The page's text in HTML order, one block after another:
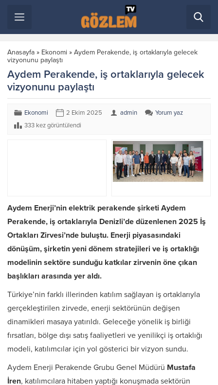
Anasayfa » Ekonomi » Aydem Perakende, iş ortaklarıyla gelecek
vizyonunu paylaştı
Aydem Perakende, iş ortaklarıyla gelecek
vizyonunu paylaştı
Ekonomi 2 Ekim 2025 admin
Yorum yaz
333 kez görüntülendi
Aydem Enerji’nin elektrik perakende şirketi Aydem
Perakende, iş ortaklarıyla Denizli’de düzenlenen 2025 İş
Ortakları Zirvesi’nde buluştu. Enerji piyasasındaki
dönüşüm, şirketin yeni dönem stratejileri ve iş ortaklığı
modelinin sektöre sunduğu katkılar zirvenin öne çıkan
başlıkları arasında yer aldı.
Türkiye’nin farklı illerinden katılım sağlayan iş ortaklarıyla
gerçekleştirilen zirvede, enerji sektörünün değişen
dinamikleri masaya yatırıldı. Geleceğe yönelik iş birliği
fırsatları, bölge dışı satış faaliyetleri ve yenilikçi iş ortaklığı
modeli, katılımcılar için yol gösterici bir vizyon sundu.
Aydem Enerji Perakende Grubu Genel Müdürü Mustafa
İren, katılımcılara hitaben yaptığı konuşmada sektörün